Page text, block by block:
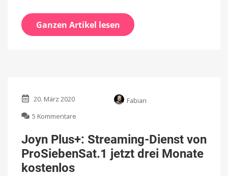
Ganzen Artikel lesen
20. März 2020
Fabian
5 Kommentare
Plus+:
Streaming-
Dienst
Joyn Plus+: Streaming-Dienst von
ProSiebenSat.1 jetzt drei Monate
kostenlos